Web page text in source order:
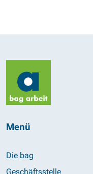
Menü
Die bag
Geschäftsstelle